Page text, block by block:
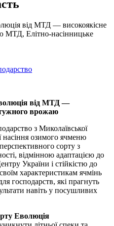
від МТД — високоякісне
МТД, Елітно-насінницьке
від МТД —
врожаю
з Миколаївської
насіння озимого ячменю
сорту з
відмінною адаптацією до
України і стійкістю до
характеристикам ячмінь
господарств, які прагнуть
навіть у посушливих
Еволюція